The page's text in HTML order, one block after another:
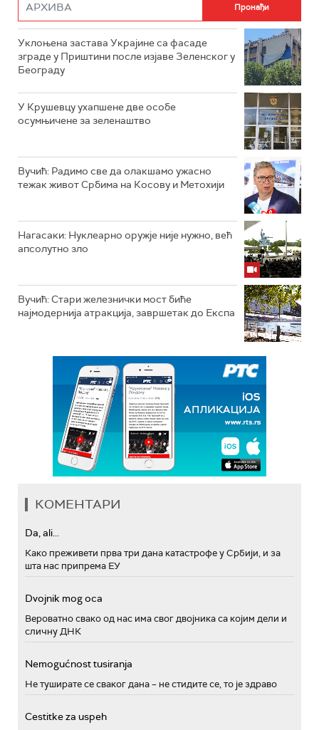
Уклоњена застава Украјине са фасаде
зграде у Приштини после изјаве Зеленског у
Београду
У Крушевцу ухапшене две особе
осумњичене за зеленаштво
Вучић: Радимо све да олакшамо ужасно
тежак живот Србима на Косову и Метохији
Нагасаки: Нуклеарно оружје није нужно, већ
апсолутно зло
Вучић: Стари железнички мост биће
најмодернија атракција, завршетак до Експа
КОМЕНТАРИ
Da, ali...
Како преживети прва три дана катастрофе у Србији, и за
шта нас припрема ЕУ
Dvojnik mog oca
Вероватно свако од нас има свог двојника са којим дели и
сличну ДНК
Nemogućnost tusiranja
Не туширате се сваког дана – не стидите се, то је здраво
Cestitke za uspeh